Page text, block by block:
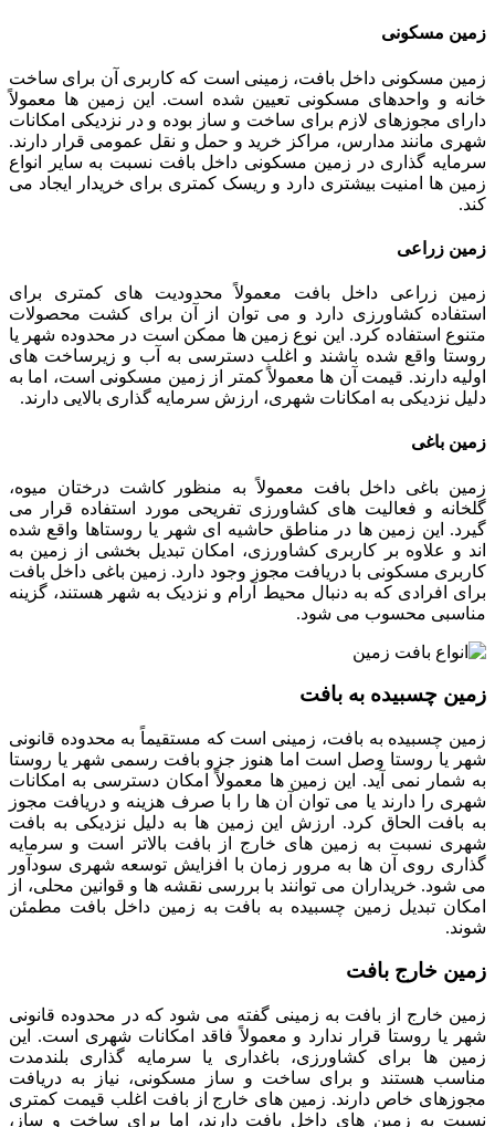
زمین مسکونی
زمین مسکونی داخل بافت، زمینی است که کاربری آن برای ساخت
خانه و واحدهای مسکونی تعیین شده است. این زمین ها معمولاً
دارای مجوزهای لازم برای ساخت و ساز بوده و در نزدیکی امکانات
شهری مانند مدارس، مراکز خرید و حمل و نقل عمومی قرار دارند.
سرمایه گذاری در زمین مسکونی داخل بافت نسبت به سایر انواع
زمین ها امنیت بیشتری دارد و ریسک کمتری برای خریدار ایجاد می
کند.
زمین زراعی
زمین زراعی داخل بافت معمولاً محدودیت های کمتری برای
استفاده کشاورزی دارد و می توان از آن برای کشت محصولات
متنوع استفاده کرد. این نوع زمین ها ممکن است در محدوده شهر یا
روستا واقع شده باشند و اغلب دسترسی به آب و زیرساخت های
اولیه دارند. قیمت آن ها معمولاً کمتر از زمین مسکونی است، اما به
دلیل نزدیکی به امکانات شهری، ارزش سرمایه گذاری بالایی دارند.
زمین باغی
زمین باغی داخل بافت معمولاً به منظور کاشت درختان میوه،
گلخانه و فعالیت های کشاورزی تفریحی مورد استفاده قرار می
گیرد. این زمین ها در مناطق حاشیه ای شهر یا روستاها واقع شده
اند و علاوه بر کاربری کشاورزی، امکان تبدیل بخشی از زمین به
کاربری مسکونی با دریافت مجوز وجود دارد. زمین باغی داخل بافت
برای افرادی که به دنبال محیط آرام و نزدیک به شهر هستند، گزینه
مناسبی محسوب می شود.
زمین چسبیده به بافت
زمین چسبیده به بافت، زمینی است که مستقیماً به محدوده قانونی
شهر یا روستا وصل است اما هنوز جزو بافت رسمی شهر یا روستا
به شمار نمی آید. این زمین ها معمولاً امکان دسترسی به امکانات
شهری را دارند یا می توان آن ها را با صرف هزینه و دریافت مجوز
به بافت الحاق کرد. ارزش این زمین ها به دلیل نزدیکی به بافت
شهری نسبت به زمین های خارج از بافت بالاتر است و سرمایه
گذاری روی آن ها به مرور زمان با افزایش توسعه شهری سودآور
می شود. خریداران می توانند با بررسی نقشه ها و قوانین محلی، از
امکان تبدیل زمین چسبیده به بافت به زمین داخل بافت مطمئن
شوند.
زمین خارج بافت
زمین خارج از بافت به زمینی گفته می شود که در محدوده قانونی
شهر یا روستا قرار ندارد و معمولاً فاقد امکانات شهری است. این
زمین ها برای کشاورزی، باغداری یا سرمایه گذاری بلندمدت
مناسب هستند و برای ساخت و ساز مسکونی، نیاز به دریافت
مجوزهای خاص دارند. زمین های خارج از بافت اغلب قیمت کمتری
نسبت به زمین های داخل بافت دارند، اما برای ساخت و ساز،